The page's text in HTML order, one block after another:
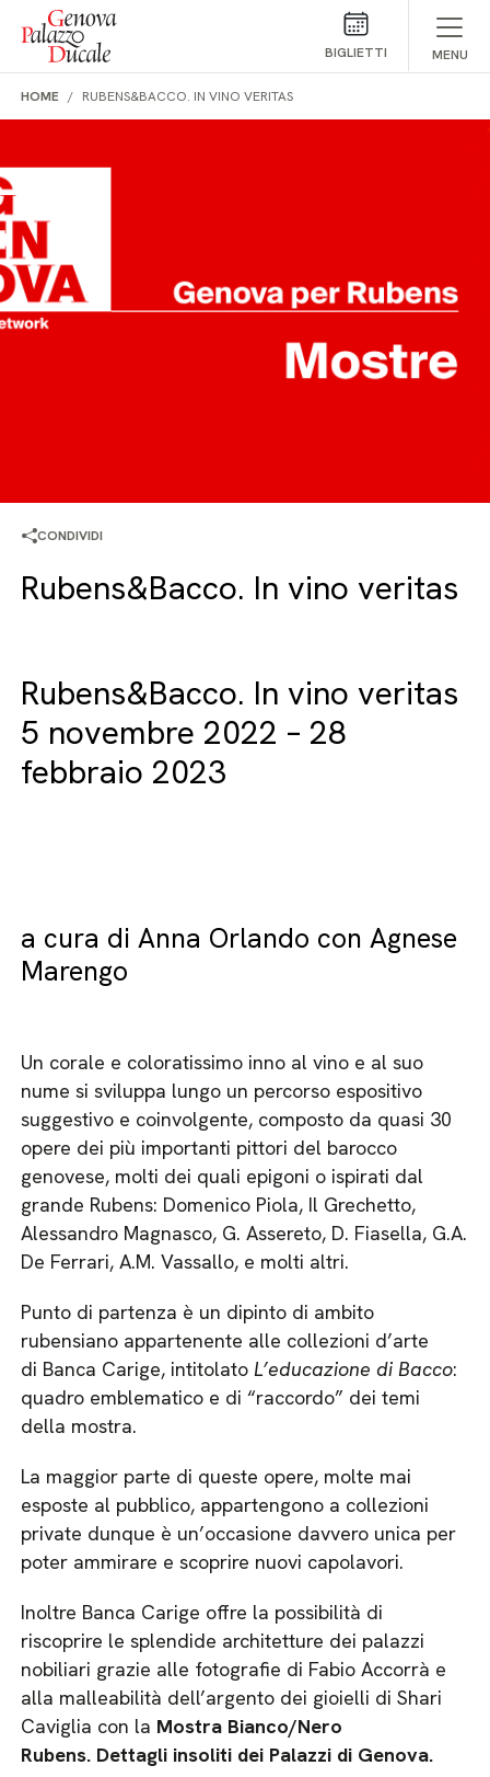
Salta al contenuto
BIGLIETTI MENU
HOME RUBENS&BACCO. IN VINO VERITAS
CONDIVIDI
Rubens&Bacco. In vino veritas
Rubens&Bacco. In vino veritas
5 novembre 2022 – 28
febbraio 2023
a cura di Anna Orlando con Agnese
Marengo
Un corale e coloratissimo inno al vino e al suo
nume si sviluppa lungo un percorso espositivo
suggestivo e coinvolgente, composto da quasi 30
opere dei più importanti pittori del barocco
genovese, molti dei quali epigoni o ispirati dal
grande Rubens: Domenico Piola, Il Grechetto,
Alessandro Magnasco, G. Assereto, D. Fiasella, G.A.
De Ferrari, A.M. Vassallo, e molti altri.
Punto di partenza è un dipinto di ambito
rubensiano appartenente alle collezioni d’arte
di Banca Carige, intitolatoL’educazione di Bacco:
quadro emblematico e di “raccordo” dei temi
della mostra.
La maggior parte di queste opere, molte mai
esposte al pubblico, appartengono a collezioni
private dunque è un’occasione davvero unica per
poter ammirare e scoprire nuovi capolavori.
Inoltre Banca Carige offre la possibilità di
riscoprire le splendide architetture dei palazzi
nobiliari grazie alle fotografie di Fabio Accorrà e
alla malleabilità dell’argento dei gioielli di Shari
Caviglia con la Mostra Bianco/Nero
Rubens. Dettagli insoliti dei Palazzi di Genova.